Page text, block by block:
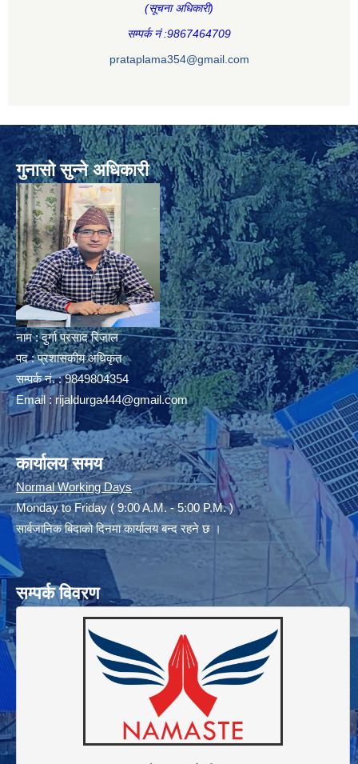
(सूचना अधिकारी)
सम्पर्क नं :9867464709
prataplama354@gmail.com
गुनासो सुन्ने अधिकारी
नाम : दुर्गा प्रसाद रिजाल
पद : प्रशासकीय अधिकृत
सम्पर्क नं. : 9849804354
Email :rijaldurga444@gmail.com
कार्यालय समय
Normal Working Days
Monday to Friday ( 9:00 A.M. - 5:00 P.M. )
सार्बजानिक बिदाको दिनमा कार्यालय बन्द रहने छ ।
सम्पर्क विवरण